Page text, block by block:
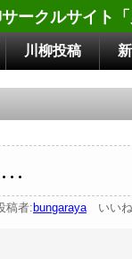
ークルサイト「
川柳投稿
…
稿者:bungarayaいい